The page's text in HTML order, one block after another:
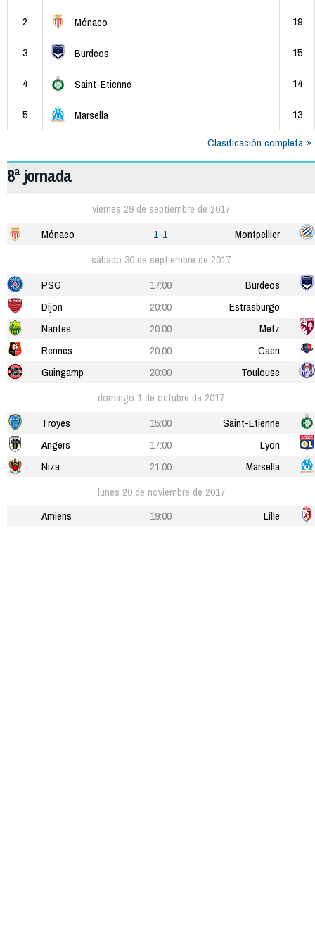
2 Mónaco 19
3 Burdeos 15
4 Saint-Etienne 14
5 Marsella
13
Clasificación completa
8ª jornada
viernes 29 de septiembre de 2017
Mónaco
1-1
Montpellier
sábado 30 de septiembre de 2017
PSG
17:00
Burdeos
Dijon
20:00
Estrasburgo
Nantes
20:00
Metz
Rennes
20:00
Caen
Guingamp
20:00
Toulouse
domingo 1 de octubre de 2017
Troyes
15:00
Saint-Etienne
Angers
17:00
Lyon
Niza
21:00
Marsella
lunes 20 de noviembre de 2017
Amiens
19:00 Lille